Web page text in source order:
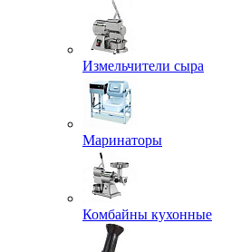
Измельчители сыра
Маринаторы
Комбайны кухонные